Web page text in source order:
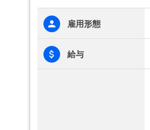
雇用形態
給与